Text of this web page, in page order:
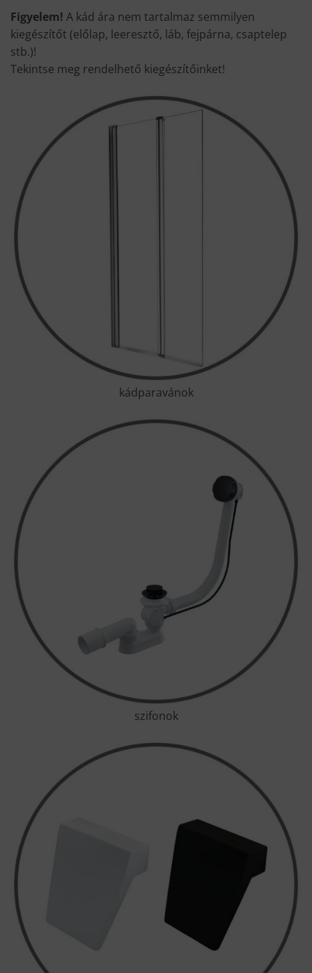
Figyelem! A kád ára nem tartalmaz semmilyen
kiegészítőt (előlap, leeresztő, láb, fejpárna, csaptelep
stb.)!
Tekintse meg rendelhető kiegészítőinket!
kádparavánok
szifonok